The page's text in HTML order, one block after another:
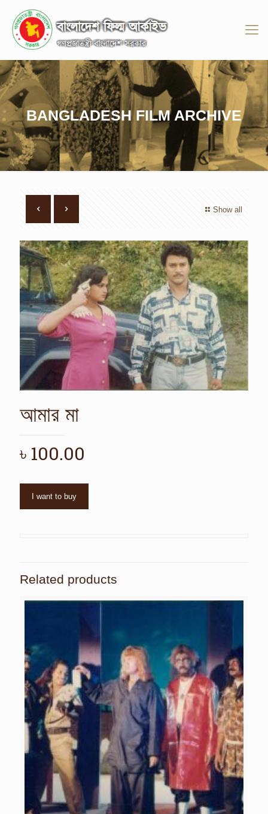
BANGLADESH FILM ARCHIVE
Show all
আমার মা
৳ 100.00
I want to buy
Related products